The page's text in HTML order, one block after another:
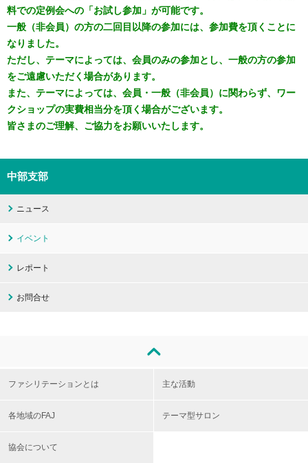
料での定例会への「お試し参加」が可能です。
一般（非会員）の方の二回目以降の参加には、参加費を頂くことに
なりました。
ただし、テーマによっては、会員のみの参加とし、一般の方の参加
をご遠慮いただく場合があります。
また、テーマによっては、会員・一般（非会員）に関わらず、ワー
クショップの実費相当分を頂く場合がございます。
皆さまのご理解、ご協力をお願いいたします。
中部支部
ニュース
イベント
レポート
お問合せ
ファシリテーションとは 主な活動
各地域のFAJ テーマ型サロン
協会について